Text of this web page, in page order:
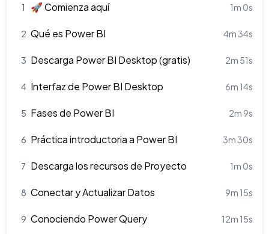
1 🚀 Comienza aquí 1m 0s
2 Qué es Power BI 4m 34s
3 Descarga Power BI Desktop (gratis) 2m 51s
4 Interfaz de Power BI Desktop 6m 14s
5 Fases de Power BI 2m 9s
6 Práctica introductoria a Power BI 3m 30s
7 Descarga los recursos de Proyecto 1m 0s
8 Conectar y Actualizar Datos 9m 15s
9 Conociendo Power Query 12m 15s